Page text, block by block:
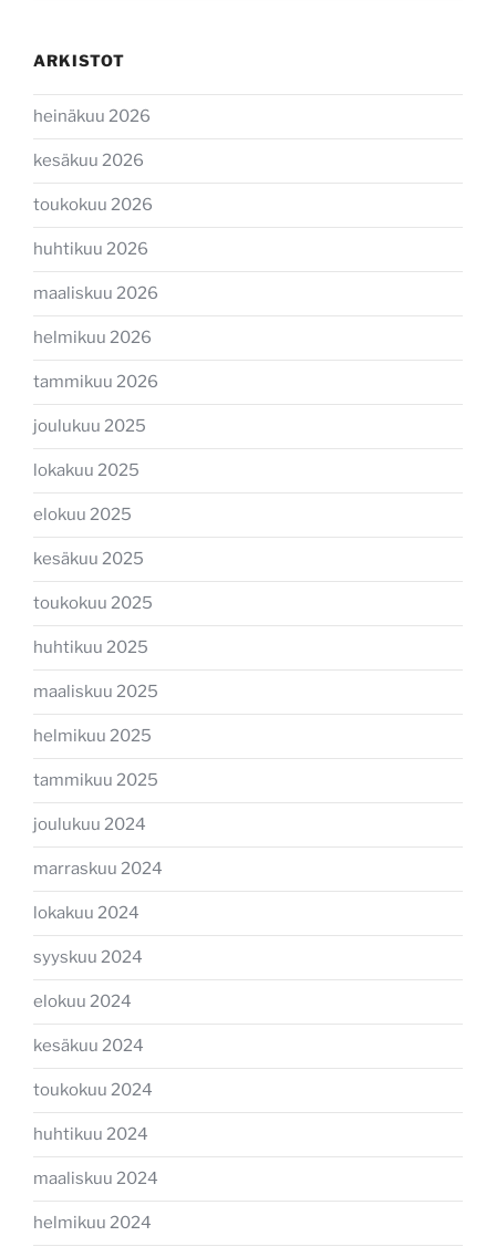
ARKISTOT
heinäkuu 2026
kesäkuu 2026
toukokuu 2026
huhtikuu 2026
maaliskuu 2026
helmikuu 2026
tammikuu 2026
joulukuu 2025
lokakuu 2025
elokuu 2025
kesäkuu 2025
toukokuu 2025
huhtikuu 2025
maaliskuu 2025
helmikuu 2025
tammikuu 2025
joulukuu 2024
marraskuu 2024
lokakuu 2024
syyskuu 2024
elokuu 2024
kesäkuu 2024
toukokuu 2024
huhtikuu 2024
maaliskuu 2024
helmikuu 2024